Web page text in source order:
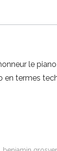
le
termes